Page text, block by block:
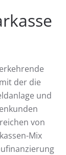
der die
und
von
Mix